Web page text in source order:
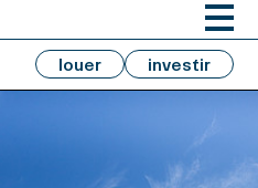
louer investir